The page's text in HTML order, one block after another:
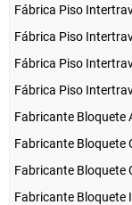
Fábrica Piso
Fábrica Piso
Fábrica Piso
Fábrica Piso
Fabricante Bloquete
Fabricante Bloquete
Fabricante Bloquete
Fabricante Bloquete